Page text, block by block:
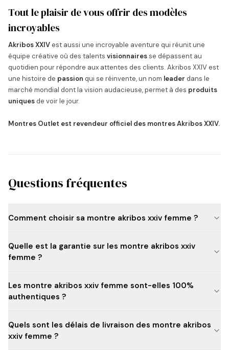
Tout le plaisir de vous offrir des modèles
incroyables
Akribos XXIVest aussi une incroyable aventure qui réunit une
équipe créative où des talents visionnairesse dépassent au
quotidien pour répondre aux attentes des clients. Akribos XXIV est
une histoire de passion qui se réinvente, un nom leader dans le
marché mondial dont la vision audacieuse, permet à des produits
uniquesde voir le jour.
Montres Outlet est revendeur officiel des montres Akribos XXIV.
Questions fréquentes
Comment choisir sa montre akribos xxiv femme ?
Quelle est la garantie sur les montre akribos xxiv
femme ?
Les montre akribos xxiv femme sont-elles 100%
authentiques ?
Quels sont les délais de livraison des montre akribos
xxiv femme ?